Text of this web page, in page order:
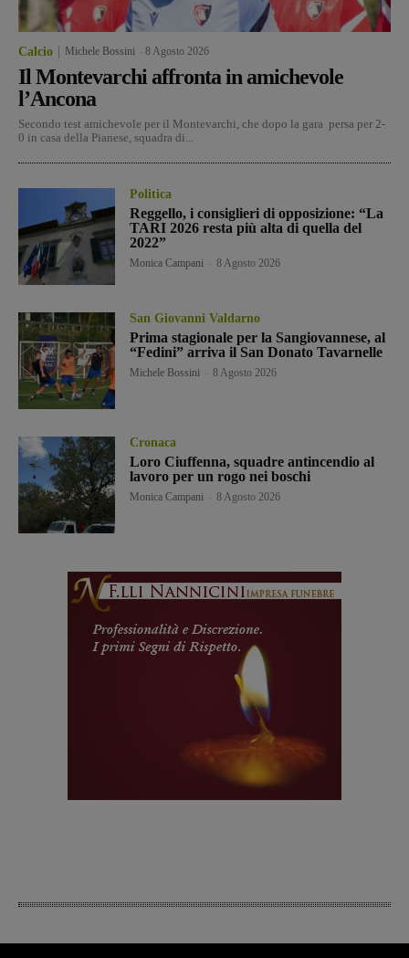
Calcio Michele Bossini 8 Agosto 2026
Il Montevarchi affronta in amichevole
l’Ancona
Secondo test amichevole per il Montevarchi, che dopo la gara persa per 2-
0 in casa della Pianese, squadra di...
Politica
Reggello, i consiglieri di opposizione: “La
TARI 2026 resta più alta di quella del
2022”
Monica Campani 8 Agosto 2026
San Giovanni Valdarno
Prima stagionale per la Sangiovannese, al
“Fedini” arriva il San Donato Tavarnelle
Michele Bossini 8 Agosto 2026
Cronaca
Loro Ciuffenna, squadre antincendio al
lavoro per un rogo nei boschi
Monica Campani 8 Agosto 2026